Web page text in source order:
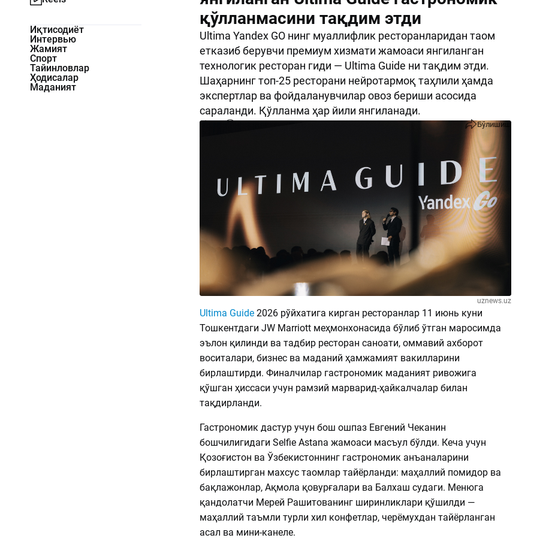
Иқтисодиёт
Интервью
Жамият
Спорт
Тайинловлар
Ҳодисалар
Маданият
қўлланмасини тақдим этди
Ultima Yandex GO нинг муаллифлик ресторанларидан таом
етказиб берувчи премиум хизмати жамоаси янгиланган
технологик ресторан гиди — Ultima Guide ни тақдим этди.
Шаҳарнинг топ-25 ресторани нейротармоқ таҳлили ҳамда
экспертлар ва фойдаланувчилар овоз бериши асосида
сараланди. Қўлланма ҳар йили янгиланади.
Бўлишиш
uznews.uz
Ultima Guide2026 рўйхатига кирган ресторанлар 11 июнь куни
Тошкентдаги JW Marriott меҳмонхонасида бўлиб ўтган маросимда
эълон қилинди ва тадбир ресторан саноати, оммавий ахборот
воситалари, бизнес ва маданий ҳамжамият вакилларини
бирлаштирди. Финалчилар гастрономик маданият ривожига
қўшган ҳиссаси учун рамзий марварид-ҳайкалчалар билан
тақдирланди.
Гастрономик дастур учун бош ошпаз Евгений Чеканин
бошчилигидаги Selfie Astana жамоаси масъул бўлди. Кеча учун
Қозоғистон ва Ўзбекистоннинг гастрономик анъаналарини
бирлаштирган махсус таомлар тайёрланди: маҳаллий помидор ва
бақлажонлар, Ақмола қовурғалари ва Балхаш судаги. Менюга
қандолатчи Мерей Рашитованинг ширинликлари қўшилди —
маҳаллий таъмли турли хил конфетлар, черёмухдан тайёрланган
асал ва мини-канеле.